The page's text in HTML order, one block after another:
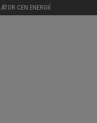
CEN ENERGIÍ